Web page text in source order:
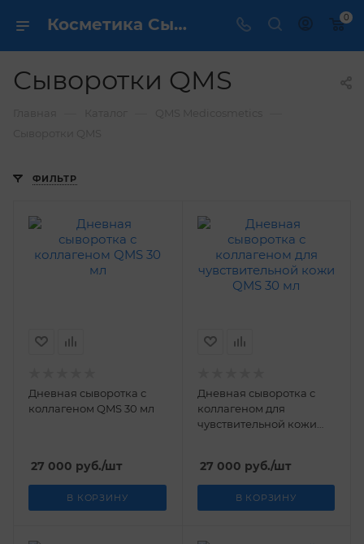
Косметика Сыворотки QMS - купить в интернет магазине ✔️ по выгодной цене 0
Сыворотки QMS
ФИЛЬТР
Дневная сыворотка с
коллагеном QMS 30 мл
27 000 руб./шт
В КОРЗИНУ
Дневная сыворотка с
коллагеном для
чувствительной кожи
27 000 руб./шт
В КОРЗИНУ